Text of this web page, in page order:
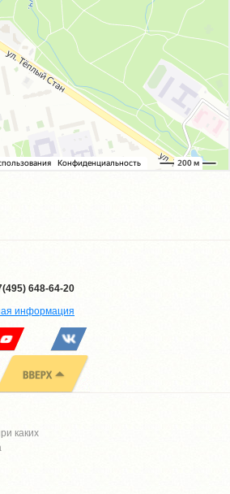
648-64-20
информация
каких